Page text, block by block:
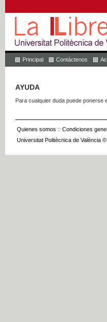
Principal Contáctenos
AYUDA
Para cualquier duda puede
Quienes somos :: Condiciones
Universitat Politècnica de València